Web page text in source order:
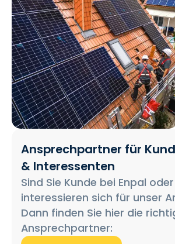
Ansprechpartner für
& Interessenten
Sind Sie Kunde bei Enpal oder
interessieren sich für unser
Dann finden Sie hier die
Ansprechpartner: